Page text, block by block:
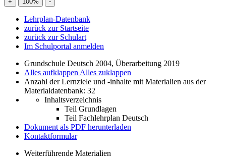
Lehrplan-Datenbank
zurück zur Startseite
zurück zur Schulart
Im Schulportal anmelden
Grundschule Deutsch 2004, Überarbeitung 2019
Alles aufklappen Alles zuklappen
Anzahl der Lernziele und -inhalte mit Materialien aus der
Materialdatenbank: 32
Inhaltsverzeichnis
Teil Grundlagen
Teil Fachlehrplan Deutsch
Dokument als PDF herunterladen
Kontaktformular
Weiterführende Materialien